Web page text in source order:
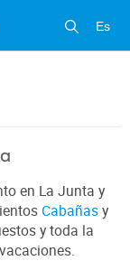
Es
en La Junta y
Cabañasy
y toda la